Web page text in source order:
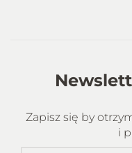
Zapisz się by
i